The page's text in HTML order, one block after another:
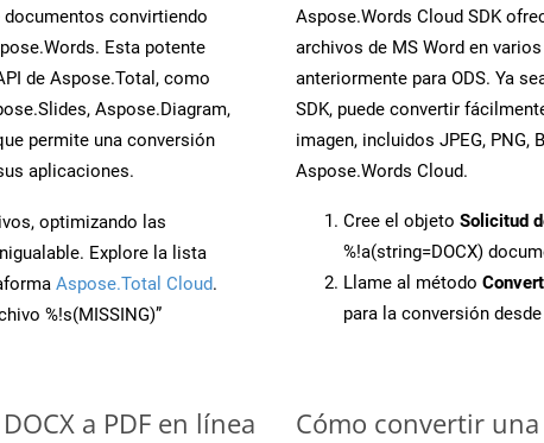
convirtiendo
Esta potente
de Aspose.Total, como
Aspose.Diagram,
permite una conversión
aplicaciones.
optimizando las
Explore la lista
Aspose.Total Cloud.
%!s(MISSING)”
Aspose.Words Cloud SDK
archivos de MS Word en
anteriormente para ODS. Ya
SDK, puede convertir
imagen, incluidos JPEG, PNG,
Aspose.Words Cloud.
Cree el objeto Solicitud
%!a(string=DOCX)
Llame al método
para la conversión desde
a PDF en línea Cómo convertir